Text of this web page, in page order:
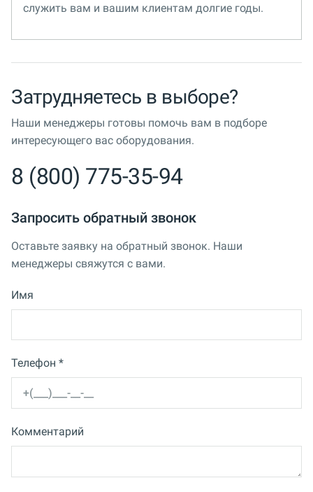
служить вам и вашим клиентам долгие годы.
Затрудняетесь в выборе?
Наши менеджеры готовы помочь вам в подборе
интересующего вас оборудования.
8 (800) 775-35-94
Запросить обратный звонок
Оставьте заявку на обратный звонок. Наши
менеджеры свяжутся с вами.
Имя
Телефон *
Комментарий